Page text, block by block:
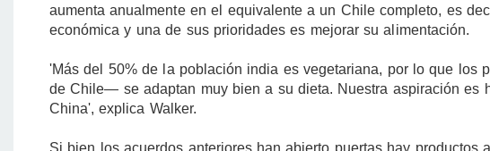
aumenta anualmente en el equivalente a un Chile completo, es
económica y una de sus prioridades es mejorar su alimentación.
'Más del 50% de la población india es vegetariana, por lo que los
de Chile— se adaptan muy bien a su dieta. Nuestra aspiración es
China', explica Walker.